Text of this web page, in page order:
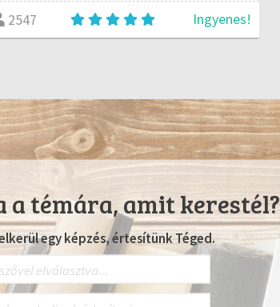
2547 Ingyenes!
témára, amit kerestél?
egy képzés, értesítünk Téged.